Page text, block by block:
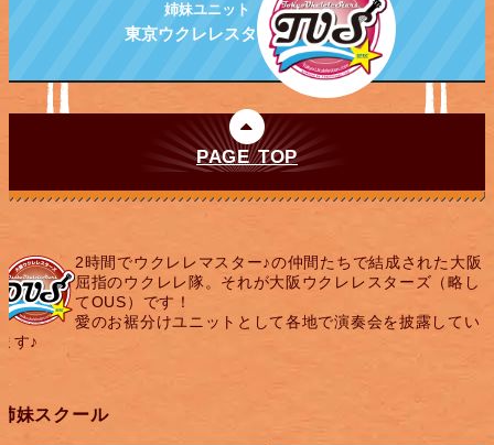
姉妹ユニット
東京ウクレレスターズ
PAGE TOP
2時間でウクレレマスター♪の仲間たちで結成された大阪
屈指のウクレレ隊。それが大阪ウクレレスターズ（略し
てOUS）です！
愛のお裾分けユニットとして各地で演奏会を披露してい
す♪
妹スクール